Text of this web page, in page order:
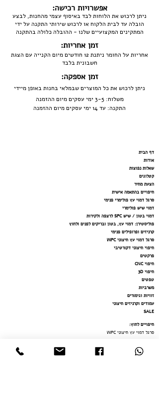
אפשרויות רכישה:
ניתן לרכוש את הלוחות לבד באיסוף עצמי מהחנות, לבצע
הובלה עד לבית הלקוח או לרכוש שירותי התקנה על ידי
המתקינים המקצועיים שלנו - ההובלה כלולה בהתקנה
זמן אחריות:
אחריות על החומר ניתנת 12 חודשים מיום הקנייה עם הצגת
חשבונית בלבד
זמן אספקה:
ניתן לרכוש את כל המוצרים שבמלאי בחנות באופן מיידי
משלוח: 3-5 ימי עסקים מיום ההזמנה
התקנה: עד 14 ימי עסקים מיום ההזמנה
דף הבית
אודות
שאלות נפוצות
קטלוגים
הצעת מחיר
חיפויים בהתאמה אישית
סרגל דמוי עץ פולימרי פנימי
דמוי שיש פולימרי
דמוי בטון / שיש SPC לרצפה ולקירות
פוליסטירן: דמוי עץ, בטון ובריקים לפנים ולחוץ
קרניזים ופרופילים פנימי
סרגל דמוי עץ חיצוני WPC
חיפוי חיצוני דקורטיבי
פרקטים
חיפוי CNC
חיפוי 3D
טפטים
משרביות
זוויות וגימורים
עמודים וקרניזים חיצוני
SALE
חיפויים לחוץ:
סרגל דמוי עץ חיצוני WPC
חיפוי חיצוני דקורטיבי
עמודים וקרניזים חיצוני